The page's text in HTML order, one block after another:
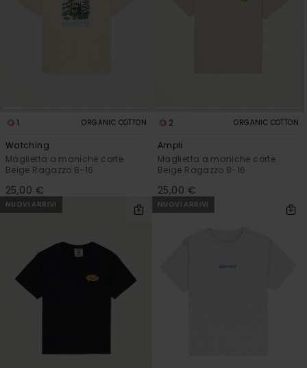
1 ORGANIC COTTON
Watching
Maglietta a maniche corte
Beige Ragazzo 8-16
25,00 €
2 ORGANIC COTTON
Ampli
Maglietta a maniche corte
Beige Ragazzo 8-16
25,00 €
NUOVI ARRIVI NUOVI ARRIVI